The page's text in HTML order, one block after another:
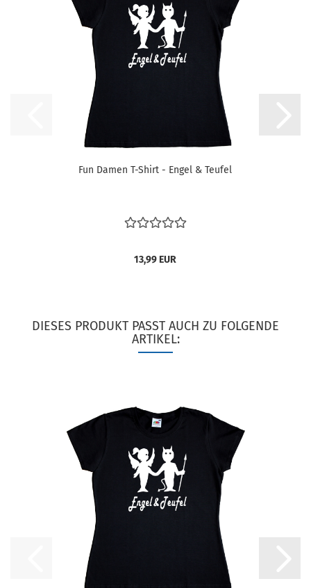
Fun Damen T-Shirt - Engel & Teufel
13,99 EUR
DIESES PRODUKT PASST AUCH ZU FOLGENDE
ARTIKEL: